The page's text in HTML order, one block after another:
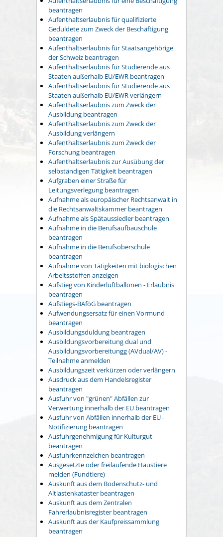
beantragen
Aufenthaltserlaubnis für qualifizierte
Geduldete zum Zweck der Beschäftigung
beantragen
Aufenthaltserlaubnis für Staatsangehörige
der Schweiz beantragen
Aufenthaltserlaubnis für Studierende aus
Staaten außerhalb EU/EWR beantragen
Aufenthaltserlaubnis für Studierende aus
Staaten außerhalb EU/EWR verlängern
Aufenthaltserlaubnis zum Zweck der
Ausbildung beantragen
Aufenthaltserlaubnis zum Zweck der
Ausbildung verlängern
Aufenthaltserlaubnis zum Zweck der
Forschung beantragen
Aufenthaltserlaubnis zur Ausübung der
selbständigen Tätigkeit beantragen
Aufgraben einer Straße für
Leitungsverlegung beantragen
Aufnahme als europäischer Rechtsanwalt in
die Rechtsanwaltskammer beantragen
Aufnahme als Spätaussiedler beantragen
Aufnahme in die Berufsaufbauschule
beantragen
Aufnahme in die Berufsoberschule
beantragen
Aufnahme von Tätigkeiten mit biologischen
Arbeitsstoffen anzeigen
Aufstieg von Kinderluftballonen - Erlaubnis
beantragen
Aufstiegs-BAföG beantragen
Aufwendungsersatz für einen Vormund
beantragen
Ausbildungsduldung beantragen
Ausbildungsvorbereitung dual und
Ausbildungsvorbereitungg (AVdual/AV) -
Teilnahme anmelden
Ausbildungszeit verkürzen oder verlängern
Ausdruck aus dem Handelsregister
beantragen
Ausfuhr von "grünen" Abfällen zur
Verwertung innerhalb der EU beantragen
Ausfuhr von Abfällen innerhalb der EU -
Notifizierung beantragen
Ausfuhrgenehmigung für Kulturgut
beantragen
Ausfuhrkennzeichen beantragen
Ausgesetzte oder freilaufende Haustiere
melden (Fundtiere)
Auskunft aus dem Bodenschutz- und
Altlastenkataster beantragen
Auskunft aus dem Zentralen
Fahrerlaubnisregister beantragen
Auskunft aus der Kaufpreissammlung
beantragen